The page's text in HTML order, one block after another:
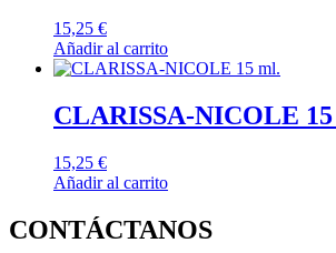
15,25 €
Añadir al carrito
CLARISSA-NICOLE
15,25 €
Añadir al carrito
CONTÁCTANOS